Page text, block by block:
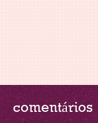
comentários